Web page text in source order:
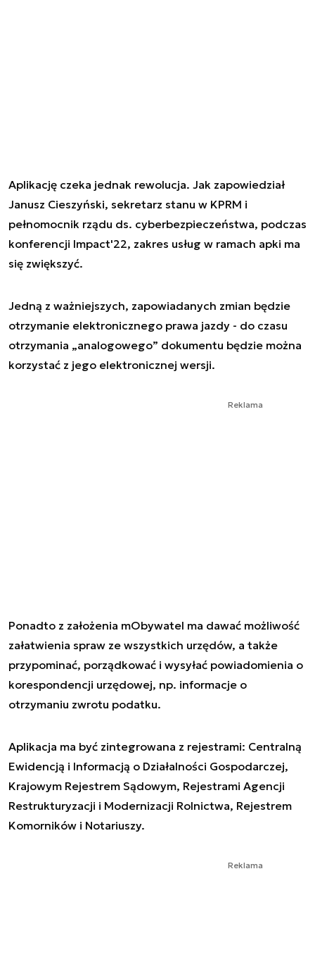
Aplikację czeka jednak rewolucja. Jak zapowiedział
Janusz Cieszyński, sekretarz stanu w KPRM i
pełnomocnik rządu ds. cyberbezpieczeństwa, podczas
konferencji Impact'22, zakres usług w ramach apki ma
się zwiększyć.
Jedną z ważniejszych, zapowiadanych zmian będzie
otrzymanie elektronicznego prawa jazdy - do czasu
otrzymania „analogowego” dokumentu będzie można
korzystać z jego elektronicznej wersji.
Reklama
Ponadto z założenia mObywatel ma dawać możliwość
załatwienia spraw ze wszystkich urzędów, a także
przypominać, porządkować i wysyłać powiadomienia o
korespondencji urzędowej, np. informacje o
otrzymaniu zwrotu podatku.
Aplikacja ma być zintegrowana z rejestrami: Centralną
Ewidencją i Informacją o Działalności Gospodarczej,
Krajowym Rejestrem Sądowym, Rejestrami Agencji
Restrukturyzacji i Modernizacji Rolnictwa, Rejestrem
Komorników i Notariuszy.
Reklama